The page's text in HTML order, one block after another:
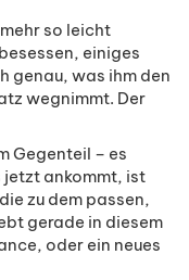
so leicht
einiges
genau, was ihm den
wegnimmt. Der
Gegenteil – es
jetzt ankommt, ist
zu dem passen,
gerade in diesem
oder ein neues